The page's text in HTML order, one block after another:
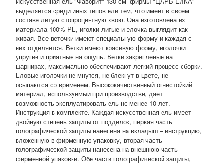
выделяется среди иных типов ели тем, что имеет в своем
составе литую стопроцентную хвою. Она изготовлена из
материала 100% РЕ, иголки литые и елочка выглядит как
живая. Все веточки имеют специальную форму и каждая с
них отделяется. Ветки имеют красивую форму, иголочки
упругие и приятные на ощупь. Ветки закрепленые на
шарнирах, максимально обеспечивают легкий процесс сборки.
Еловые иголочки не мнутся, не блекнут в цвете, не
осыпаются со временем. Высококачественный огнестойкий
материал, используемый при производстве, дает
возможность эксплуатировать ель не менее 10 лет.
Инструкция в комплекте. Каждая искусственная ель имеет
двойную степень защиты от подделок, первая часть
голографической защиты нанесена на вкладыш – инструкцию,
вложенную в фирменную упаковку, вторая часть
голографической защиты нанесена на внешнюю часть
фирменной упаковки. Обе части голографической защиты,